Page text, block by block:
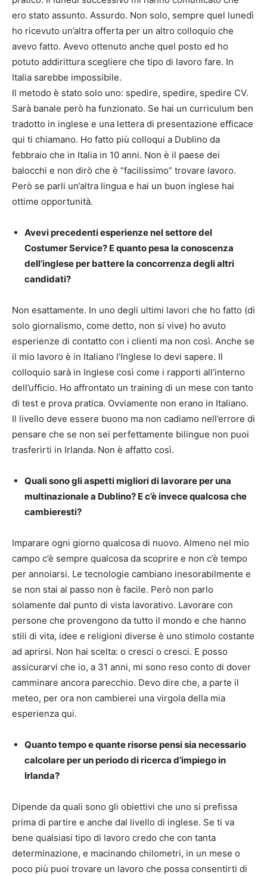
ero stato assunto. Assurdo. Non solo, sempre quel lunedì
ho ricevuto un’altra offerta per un altro colloquio che
avevo fatto. Avevo ottenuto anche quel posto ed ho
potuto addirittura scegliere che tipo di lavoro fare. In
Italia sarebbe impossibile.
Il metodo è stato solo uno: spedire, spedire, spedire CV.
Sarà banale però ha funzionato. Se hai un curriculum ben
tradotto in inglese e una lettera di presentazione efficace
qui ti chiamano. Ho fatto più colloqui a Dublino da
febbraio che in Italia in 10 anni. Non è il paese dei
balocchi e non dirò che è “facilissimo” trovare lavoro.
Però se parli un’altra lingua e hai un buon inglese hai
ottime opportunità.
Avevi precedenti esperienze nel settore del
Costumer Service? E quanto pesa la conoscenza
dell’inglese per battere la concorrenza degli altri
candidati?
Non esattamente. In uno degli ultimi lavori che ho fatto (di
solo giornalismo, come detto, non si vive) ho avuto
esperienze di contatto con i clienti ma non così. Anche se
il mio lavoro è in Italiano l’Inglese lo devi sapere. Il
colloquio sarà in Inglese così come i rapporti all’interno
dell’ufficio. Ho affrontato un training di un mese con tanto
di test e prova pratica. Ovviamente non erano in Italiano.
Il livello deve essere buono ma non cadiamo nell’errore di
pensare che se non sei perfettamente bilingue non puoi
trasferirti in Irlanda. Non è affatto così.
Quali sono gli aspetti migliori di lavorare per una
multinazionale a Dublino? E c’è invece qualcosa che
cambieresti?
Imparare ogni giorno qualcosa di nuovo. Almeno nel mio
campo c’è sempre qualcosa da scoprire e non c’è tempo
per annoiarsi. Le tecnologie cambiano inesorabilmente e
se non stai al passo non è facile. Però non parlo
solamente dal punto di vista lavorativo. Lavorare con
persone che provengono da tutto il mondo e che hanno
stili di vita, idee e religioni diverse è uno stimolo costante
ad aprirsi. Non hai scelta: o cresci o cresci. E posso
assicurarvi che io, a 31 anni, mi sono reso conto di dover
camminare ancora parecchio. Devo dire che, a parte il
meteo, per ora non cambierei una virgola della mia
esperienza qui.
Quanto tempo e quante risorse pensi sia necessario
calcolare per un periodo di ricerca d’impiego in
Irlanda?
Dipende da quali sono gli obiettivi che uno si prefissa
prima di partire e anche dal livello di inglese. Se ti va
bene qualsiasi tipo di lavoro credo che con tanta
determinazione, e macinando chilometri, in un mese o
poco più puoi trovare un lavoro che possa consentirti di